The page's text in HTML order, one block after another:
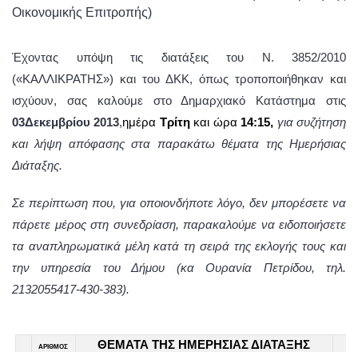
Οικονομικής Επιτροπής)
Έχοντας υπόψη τις διατάξεις του Ν. 3852/2010
(«ΚΑΛΛΙΚΡΑΤΗΣ») και του ΔΚΚ, όπως τροποποιήθηκαν και
ισχύουν, σας καλούμε στο Δημαρχιακό Κατάστημα στις
03Δεκεμβρίου 2013,ημέρα Τρίτη και ώρα 14:15, γιασυζήτηση
και λήψη απόφασης στα παρακάτω θέματα της Ημερήσιας
Διάταξης.
Σε περίπτωση που, για οποιονδήποτε λόγο, δεν μπορέσετε να
πάρετε μέρος στη συνεδρίαση, παρακαλούμε να ειδοποιήσετε
τα αναπληρωματικά μέλη κατά τη σειρά της εκλογής τους και
την υπηρεσία του Δήμου (κα Ουρανία Πετρίδου, τηλ.
2132055417-430-383).
ΑΡΙΘΜΟΣ ΘΕΜΑΤΑ ΤΗΣ ΗΜΕΡΗΣΙΑΣ ΔΙΑΤΑΞΗΣ